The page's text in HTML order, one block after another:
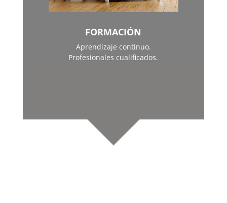
FORMACIÓN
Aprendizaje continuo.
Profesionales cualificados.